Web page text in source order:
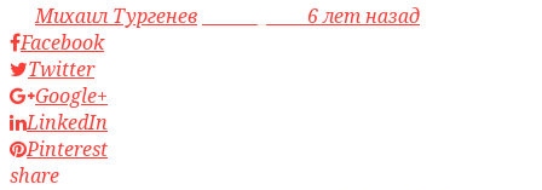
byМихаил Тургенев
6 лет назад
Facebook
Twitter
Google+
LinkedIn
Pinterest
share